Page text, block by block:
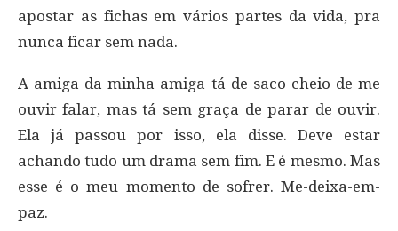
apostar as fichas em vários partes da vida, pra
nunca ficar sem nada.
A amiga da minha amiga tá de saco cheio de me
ouvir falar, mas tá sem graça de parar de ouvir.
Ela já passou por isso, ela disse. Deve estar
achando tudo um drama sem fim. E é mesmo. Mas
esse é o meu momento de sofrer. Me-deixa-em-
paz.